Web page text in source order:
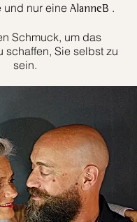
und nur eine AlanneB .
Schmuck, um das
schaffen, Sie selbst zu
sein.